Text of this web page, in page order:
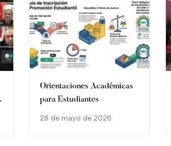
Orientaciones Académicas
para Estudiantes
28 de mayo de 2026